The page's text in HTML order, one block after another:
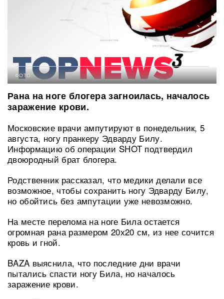
ФОТО:
Рана на ноге блогера загноилась, началось
заражение крови.
Московские врачи ампутируют в понедельник, 5
августа, ногу пранкеру Эдварду Билу.
Информацию об операции SHOT подтвердил
двоюродный брат блогера.
Родственник рассказал, что медики делали все
возможное, чтобы сохранить ногу Эдварду Билу,
но обойтись без ампутации уже невозможно.
На месте перелома на ноге Била остается
огромная рана размером 20х20 см, из нее сочится
кровь и гной.
BAZA выяснила, что последние дни врачи
пытались спасти ногу Била, но началось
заражение крови.